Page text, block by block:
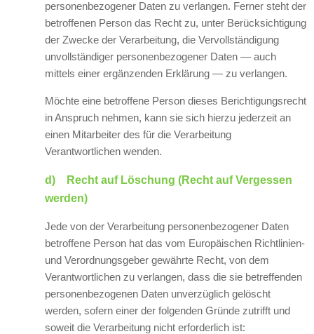
personenbezogener Daten zu verlangen. Ferner steht der
betroffenen Person das Recht zu, unter Berücksichtigung
der Zwecke der Verarbeitung, die Vervollständigung
unvollständiger personenbezogener Daten — auch
mittels einer ergänzenden Erklärung — zu verlangen.
Möchte eine betroffene Person dieses Berichtigungsrecht
in Anspruch nehmen, kann sie sich hierzu jederzeit an
einen Mitarbeiter des für die Verarbeitung
Verantwortlichen wenden.
d) Recht auf Löschung (Recht auf Vergessen
werden)
Jede von der Verarbeitung personenbezogener Daten
betroffene Person hat das vom Europäischen Richtlinien-
und Verordnungsgeber gewährte Recht, von dem
Verantwortlichen zu verlangen, dass die sie betreffenden
personenbezogenen Daten unverzüglich gelöscht
werden, sofern einer der folgenden Gründe zutrifft und
soweit die Verarbeitung nicht erforderlich ist: